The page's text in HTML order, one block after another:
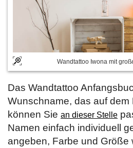
Wandtattoo Iwona mit
Das Wandtattoo
Wunschname, das auf dem
können Sie an dieser Stelle
Namen einfach individuell
angeben, Farbe und Größe